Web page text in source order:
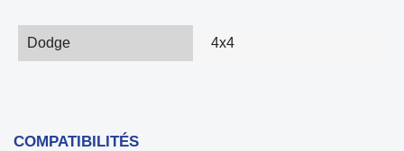
Dodge 4x4
COMPATIBILITÉS